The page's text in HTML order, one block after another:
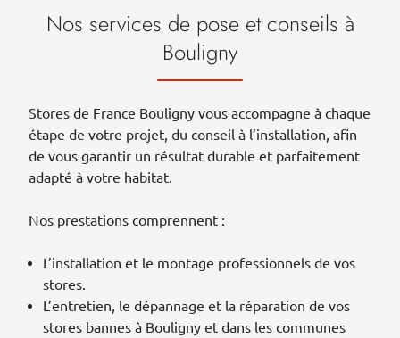
Nos services de pose et conseils à
Bouligny
Stores de France Bouligny vous accompagne à chaque
étape de votre projet, du conseil à l’installation, afin
de vous garantir un résultat durable et parfaitement
adapté à votre habitat.
Nos prestations comprennent :
L’installation et le montage professionnels de vos
stores.
L’entretien, le dépannage et la réparation de vos
stores bannes à Bouligny et dans les communes